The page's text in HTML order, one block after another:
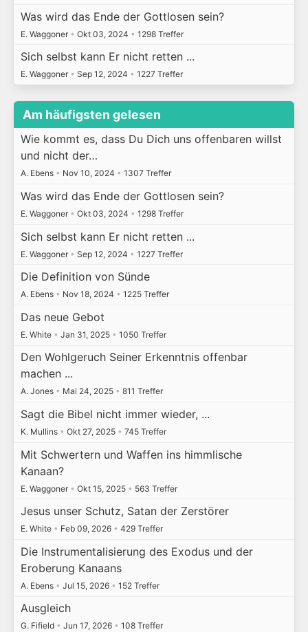
Was wird das Ende der Gottlosen sein?
E. Waggoner • Okt 03, 2024 • 1298 Treffer
Sich selbst kann Er nicht retten ...
E. Waggoner • Sep 12, 2024 • 1227 Treffer
Am häufigsten gelesen
Wie kommt es, dass Du Dich uns offenbaren willst
und nicht der…
A. Ebens • Nov 10, 2024 • 1307 Treffer
Was wird das Ende der Gottlosen sein?
E. Waggoner • Okt 03, 2024 • 1298 Treffer
Sich selbst kann Er nicht retten ...
E. Waggoner • Sep 12, 2024 • 1227 Treffer
Die Definition von Sünde
A. Ebens • Nov 18, 2024 • 1225 Treffer
Das neue Gebot
E. White • Jan 31, 2025 • 1050 Treffer
Den Wohlgeruch Seiner Erkenntnis offenbar
machen ...
A. Jones • Mai 24, 2025 • 811 Treffer
Sagt die Bibel nicht immer wieder, ...
K. Mullins • Okt 27, 2025 • 745 Treffer
Mit Schwertern und Waffen ins himmlische
Kanaan?
E. Waggoner • Okt 15, 2025 • 563 Treffer
Jesus unser Schutz, Satan der Zerstörer
E. White • Feb 09, 2026 • 429 Treffer
Die Instrumentalisierung des Exodus und der
Eroberung Kanaans
A. Ebens • Jul 15, 2026 • 152 Treffer
Ausgleich
G. Fifield • Jun 17, 2026 • 108 Treffer